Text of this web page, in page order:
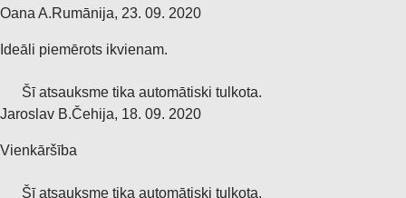
Oana A.Rumānija, 23. 09. 2020
Ideāli piemērots ikvienam.
Šī atsauksme tika automātiski tulkota.
Jaroslav B.Čehija, 18. 09. 2020
Vienkāršība
Šī atsauksme tika automātiski tulkota.